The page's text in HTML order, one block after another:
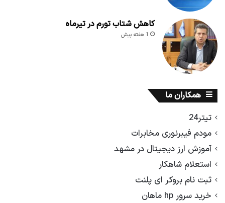
کاهش شتاب تورم در تیرماه
1 هفته پیش
همکاران ما
تیتر24
مودم فیبرنوری مخابرات
آموزش ارز دیجیتال در مشهد
استعلام شاهکار
ثبت نام بروکر ای پلنت
خرید سرور hp ماهان